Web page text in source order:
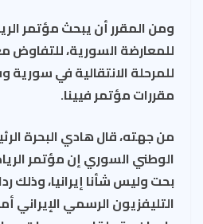
ومن المقرر أن يبحث مؤتمر
للمعارضة السورية، للتفاوض
للمرحلة الانتقالية في
مقررات مؤتمر فيينا.
من جهته، قال هادي البحرة
الوطني السوري إن مؤتمر
بحت وليس شأنا إيرانيا، وذلك
التليفزيون الرسمي